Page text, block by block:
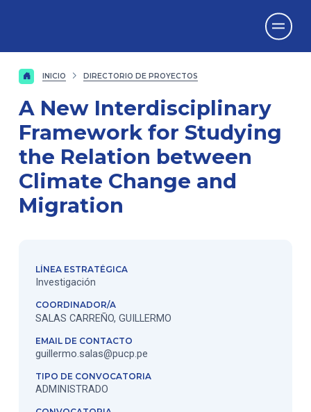
INICIO DIRECTORIO DE PROYECTOS
A New Interdisciplinary
Framework for Studying
the Relation between
Climate Change and
Migration
LÍNEA ESTRATÉGICA
Investigación
COORDINADOR/A
SALAS CARREÑO, GUILLERMO
EMAIL DE CONTACTO
guillermo.salas@pucp.pe
TIPO DE CONVOCATORIA
ADMINISTRADO